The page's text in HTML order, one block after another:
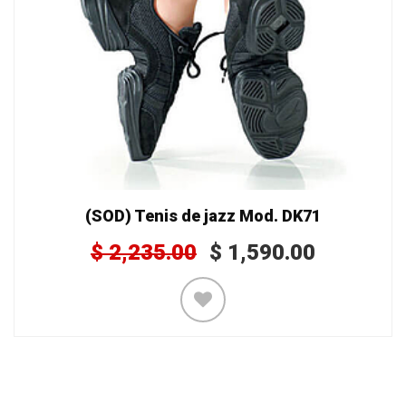
(SOD) Tenis de jazz Mod. DK71
$2,235.00 $ 1,590.00